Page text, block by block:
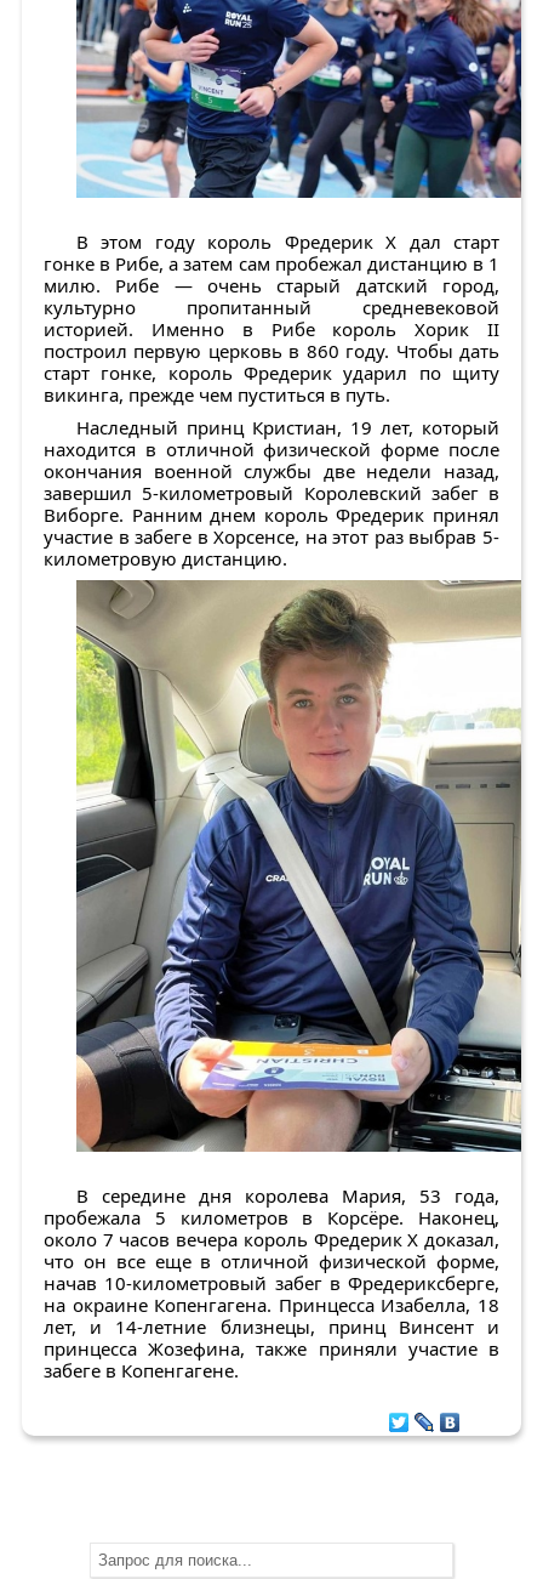
В этом году король Фредерик X дал старт
гонке в Рибе, а затем сам пробежал дистанцию в 1
милю. Рибе — очень старый датский город,
культурно пропитанный средневековой
историей. Именно в Рибе король Хорик II
построил первую церковь в 860 году. Чтобы дать
старт гонке, король Фредерик ударил по щиту
викинга, прежде чем пуститься в путь.
Наследный принц Кристиан, 19 лет, который
находится в отличной физической форме после
окончания военной службы две недели назад,
завершил 5-километровый Королевский забег в
Виборге. Ранним днем король Фредерик принял
участие в забеге в Хорсенсе, на этот раз выбрав 5-
километровую дистанцию.
В середине дня королева Мария, 53 года,
пробежала 5 километров в Корсёре. Наконец,
около 7 часов вечера король Фредерик X доказал,
что он все еще в отличной физической форме,
начав 10-километровый забег в Фредериксберге,
на окраине Копенгагена. Принцесса Изабелла, 18
лет, и 14-летние близнецы, принц Винсент и
принцесса Жозефина, также приняли участие в
забеге в Копенгагене.